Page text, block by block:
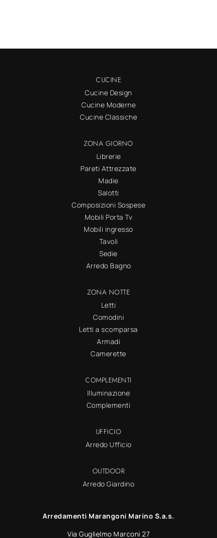
CUCINE
Cucine Design
Cucine Moderne
Cucine Classiche
ZONA GIORNO
Librerie
Pareti Attrezzate
Madie
Salotti
Composizioni Sospese
Mobili Porta Tv
Mobili ingresso
Tavoli
Sedie
Arredo Bagno
ZONA NOTTE
Letti
Comodini
Letti a scomparsa
Armadi
Camerette
COMPLEMENTI
Illuminazione
Complementi
UFFICIO
Arredo Ufficio
OUTDOOR
Arredo Giardino
Arredamenti Marangoni Marino S.a.s.
Via Guglielmo Marconi 27